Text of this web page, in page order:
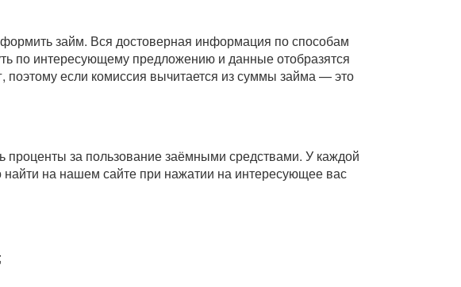
займ. Вся достоверная информация по способам
по интересующему предложению и данные отобразятся
поэтому если комиссия вычитается из суммы займа — это
проценты за пользование заёмными средствами. У каждой
на нашем сайте при нажатии на интересующее вас